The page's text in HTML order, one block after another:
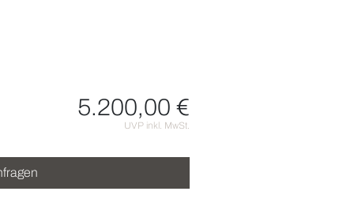
5.200,00 €
UVP inkl. MwSt.